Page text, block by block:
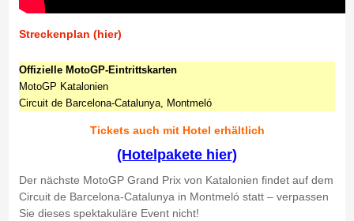
Streckenplan (hier)
Offizielle MotoGP-Eintrittskarten
MotoGP Katalonien
Circuit de Barcelona-Catalunya, Montmeló
Tickets auch mit Hotel erhältlich
(Hotelpakete hier)
Der nächste MotoGP Grand Prix von Katalonien findet auf dem
Circuit de Barcelona-Catalunya in Montmeló statt – verpassen
Sie dieses spektakuläre Event nicht!